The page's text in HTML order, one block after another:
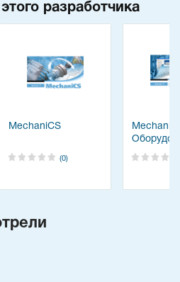
разработчика
MechaniCS
(0)